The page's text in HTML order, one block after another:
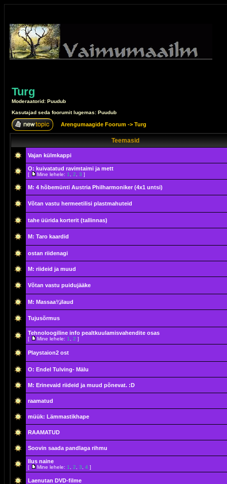
Turg
Moderaatorid: Puudub
Kasutajad seda foorumit lugemas: Puudub
Arengumaagide Foorum -> Turg
Teemasid
Vajan külmkappi
O: kuivatatud ravimtaimi ja mett
[ Mine lehele: 1 2 3 ]
M: 4 hõbemünti Austria Philharmoniker (4x1 untsi)
Võtan vastu hermeetilisi plastmahuteid
tahe üürida korterit (tallinnas)
M: Taro kaardid
ostan riidenagi
M: riideid ja muud
Võtan vastu puidujääke
M: Massaa¾ilaud
Tujusõrmus
Tehnoloogiline info pealtkuulamisvahendite osas
[ Mine lehele: 1 2 ]
Playstaion2 ost
O: Endel Tulving- Mälu
M: Erinevaid riideid ja muud põnevat. :D
raamatud
müük: Lämmastikhape
RAAMATUD
Soovin saada pandlaga rihmu
Ilus naine
[ Mine lehele: 1 2 3 4 ]
Laenutan DVD-filme